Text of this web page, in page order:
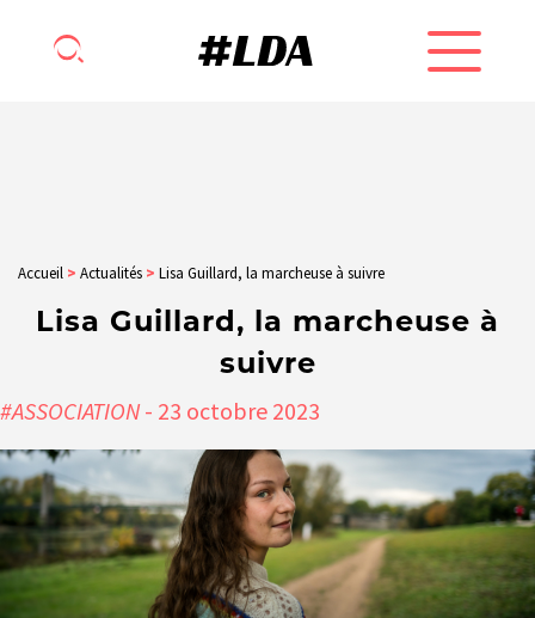
Accueil > Actualités > Lisa Guillard, la marcheuse à suivre
Lisa Guillard, la marcheuse à
suivre
#ASSOCIATION- 23 octobre 2023